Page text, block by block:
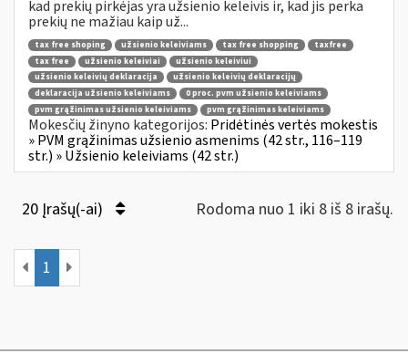
kad prekių pirkėjas yra užsienio keleivis ir, kad jis perka
prekių ne mažiau kaip už...
tax free shoping užsienio keleiviams tax free shopping
taxfree
tax free
užsienio keleiviai
užsienio keleiviui
užsienio keleivių deklaracija
užsienio keleivių deklaracijų
deklaracija užsienio keleiviams
0 proc. pvm užsienio keleiviams
pvm grąžinimas užsienio keleiviams
pvm grąžinimas keleiviams
Mokesčių žinyno kategorijos: Pridėtinės vertės mokestis
» PVM grąžinimas užsienio asmenims (42 str., 116–119
str.) » Užsienio keleiviams (42 str.)
20 Įrašų(-ai) Rodoma nuo 1 iki 8 iš 8 irašų.
1